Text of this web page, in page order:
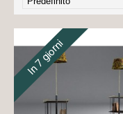
In 7 giorni